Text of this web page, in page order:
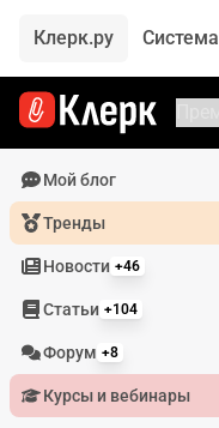
Клерк.ру Система
Мой блог
Тренды
Новости +46
Статьи +104
Форум +8
Курсы и вебинары